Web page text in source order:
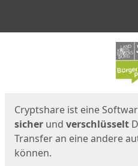
Cryptshare ist eine
sicher und verschlüsselt
Transfer an eine andere
können.